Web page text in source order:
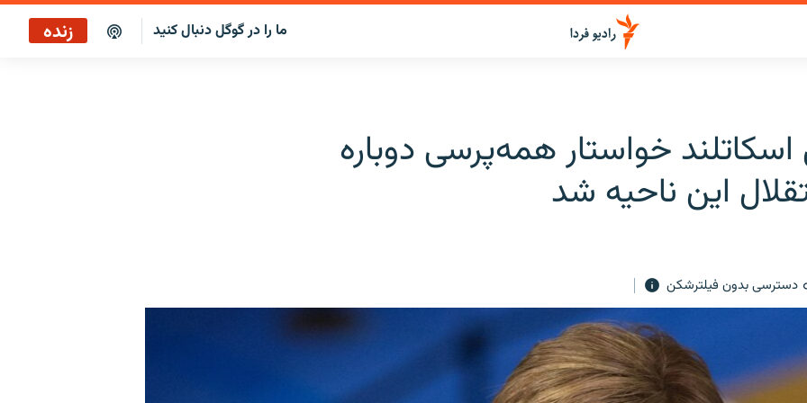
ما را در گوگل دنبال کنید زنده
اسکاتلند خواستار همه‌پرسی دوباره
این ناحیه شد
دسترسی بدون فیلترشکن